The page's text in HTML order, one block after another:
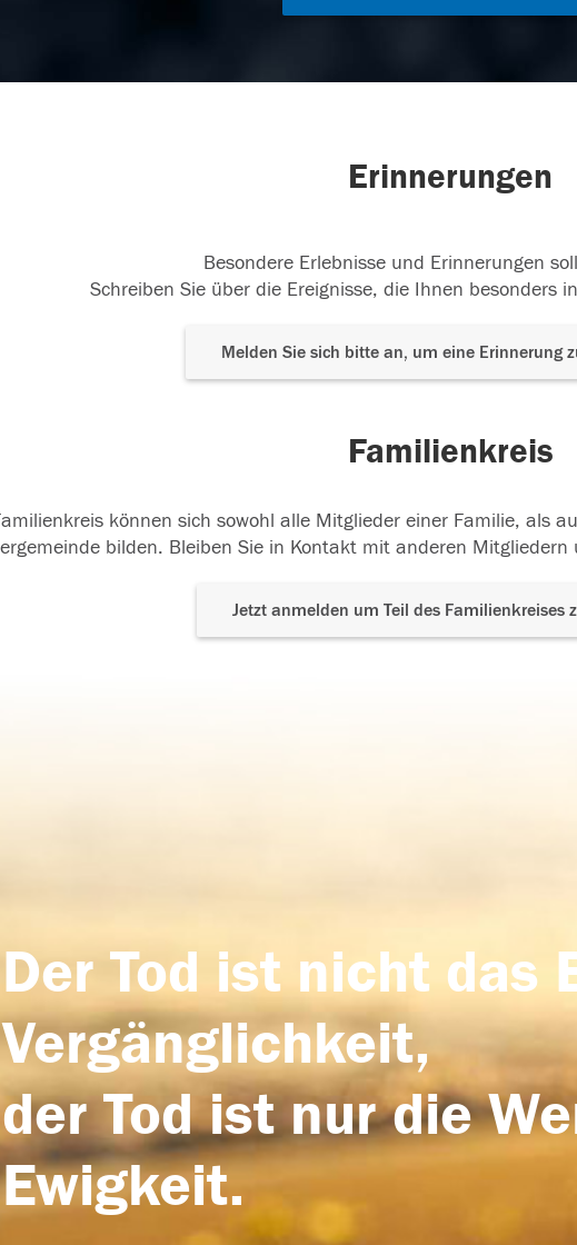
Erinnerungen
Besondere Erlebnisse und Erinnerungen
Schreiben Sie über die Ereignisse, die Ihnen besonders
Melden Sie sich bitte an, um eine Erinnerung
Familienkreis
können sich sowohl alle Mitglieder einer Familie, als
bilden. Bleiben Sie in Kontakt mit anderen
Jetzt anmelden um Teil des Familienkreises
Der Tod ist nicht das
Vergänglichkeit,
der Tod ist nur die
Ewigkeit.